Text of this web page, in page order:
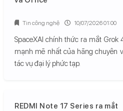
SpaceXAI chính thức ra mắt
mạnh mẽ nhất của hãng chuyên
tác vụ đại lý phức tạp.
Tin công nghệ 10/07/2026 01:00
REDMI Note 17 Series ra mắt